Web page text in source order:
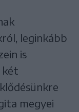
leginkább
is
két
megyei